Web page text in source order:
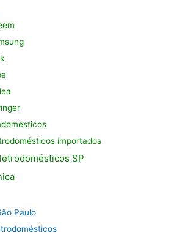
importados
SP
Paulo